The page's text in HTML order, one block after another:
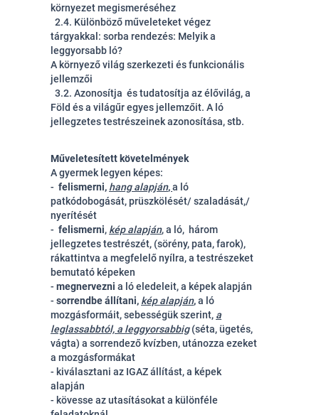
környezet megismeréséhez
2.4. Különböző műveleteket végez
tárgyakkal: sorba rendezés: Melyik a
leggyorsabb ló?
A környező világ szerkezeti és funkcionális
jellemzői
3.2. Azonosítja és tudatosítja az élővilág, a
Föld és a világűr egyes jellemzőit. A ló
jellegzetes testrészeinek azonosítása, stb.
Műveletesített követelmények
A gyermek legyen képes:
- felismerni, hang alapján,a ló
patkódobogását, prüszkölését/ szaladását,/
nyerítését
- felismerni, kép alapján, a ló, három
jellegzetes testrészét, (sörény, pata, farok),
rákattintva a megfelelő nyílra, a testrészeket
bemutató képeken
- megnervezni a ló eledeleit, a képek alapján
- sorrendbe állítani, kép alapján,a ló
mozgásformáit, sebességük szerint, a
leglassabbtól, a leggyorsabbig(séta, ügetés,
vágta) a sorrendező kvízben, utánozza ezeket
a mozgásformákat
- kiválasztani az IGAZ állítást, a képek
alapján
- kövesse az utasításokat a különféle